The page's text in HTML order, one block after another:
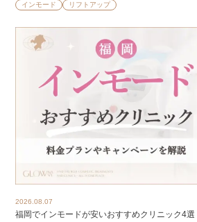
インモード リフトアップ
2026.08.07
福岡でインモードが安いおすすめクリニック4